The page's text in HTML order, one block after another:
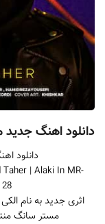
دانلود اهنگ
دانلود
| Alaki In MR-
اثری جدید به نام
مستر سانگ